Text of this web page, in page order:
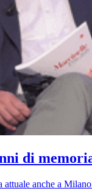
di
anche a